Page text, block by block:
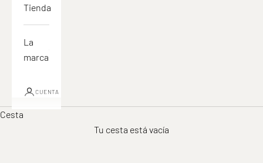
Tienda
La
marca
CUENTA
Cesta
Tu cesta está vacía